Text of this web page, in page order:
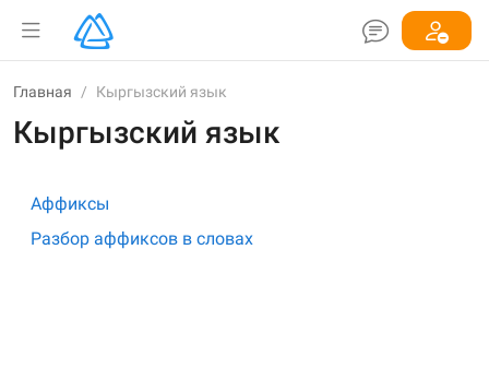
Главная / Кыргызский язык
Кыргызский язык
Аффиксы
Разбор аффиксов в словах